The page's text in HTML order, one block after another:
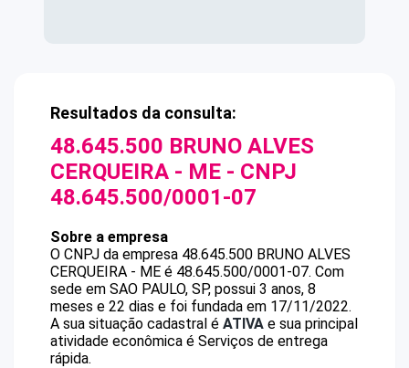
Resultados da consulta:
48.645.500 BRUNO ALVES
CERQUEIRA - ME - CNPJ
48.645.500/0001-07
Sobre a empresa
O CNPJ da empresa 48.645.500 BRUNO ALVES
CERQUEIRA - ME é 48.645.500/0001-07. Com
sede em SAO PAULO, SP, possui 3 anos, 8
meses e 22 dias e foi fundada em 17/11/2022.
A sua situação cadastral é ATIVA e sua principal
atividade econômica é Serviços de entrega
rápida.